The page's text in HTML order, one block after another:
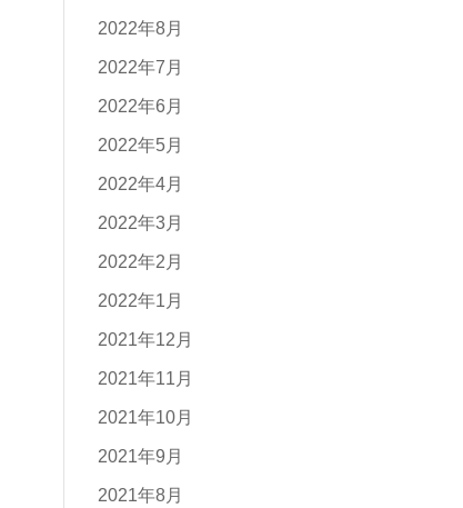
2022年8月
2022年7月
2022年6月
2022年5月
2022年4月
2022年3月
2022年2月
2022年1月
2021年12月
2021年11月
2021年10月
2021年9月
2021年8月